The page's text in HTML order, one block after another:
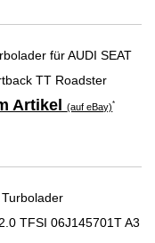
für AUDI SEAT
TT Roadster
Artikel(auf eBay)*
TFSI 06J145701T A3